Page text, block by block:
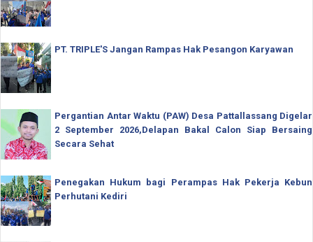
PT. TRIPLE'S Jangan Rampas Hak Pesangon Karyawan
Pergantian Antar Waktu (PAW) Desa Pattallassang Digelar
2 September 2026,Delapan Bakal Calon Siap Bersaing
Secara Sehat
Penegakan Hukum bagi Perampas Hak Pekerja Kebun
Perhutani Kediri